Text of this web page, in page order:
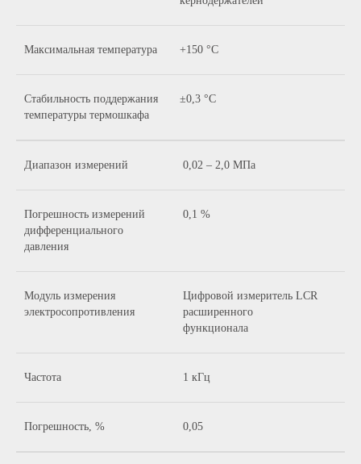
Максимальная температура +150 °С
Стабильность поддержания
температуры термошкафа
±0,3 °С
Диапазон измерений 0,02 – 2,0 МПа
Погрешность измерений
дифференциального
давления
0,1 %
Модуль измерения
электросопротивления
Цифровой измеритель LCR
расширенного
функционала
Частота 1 кГц
Погрешность, % 0,05